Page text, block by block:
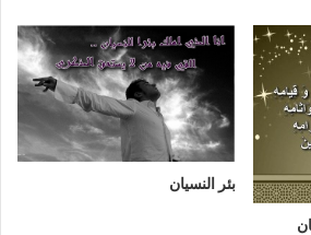
بئر النسيان